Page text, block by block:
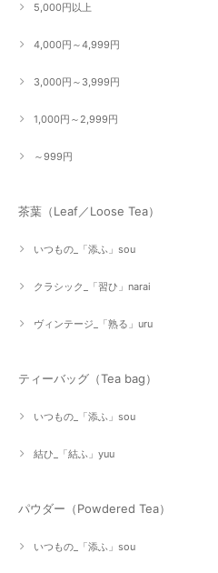
5,000円以上
4,000円～4,999円
3,000円～3,999円
1,000円～2,999円
～999円
茶葉（Leaf／Loose Tea）
いつもの_「添ふ」sou
クラシック_「習ひ」narai
ヴィンテージ_「熟る」uru
ティーバッグ（Tea bag）
いつもの_「添ふ」sou
結ひ_「結ふ」yuu
パウダー（Powdered Tea）
いつもの_「添ふ」sou